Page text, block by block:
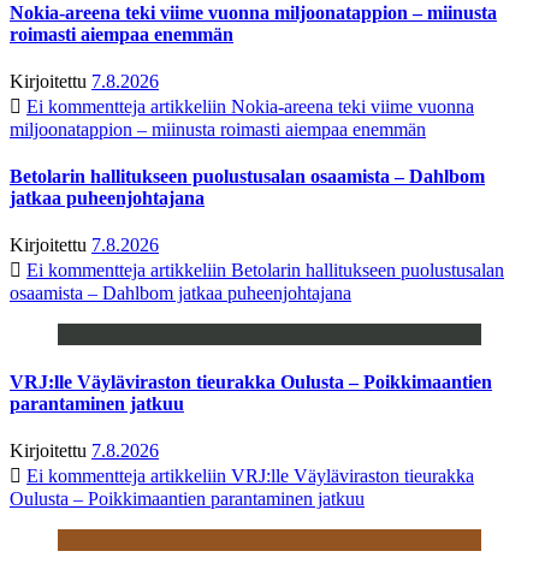
Nokia-areena teki viime vuonna miljoonatappion – miinusta
roimasti aiempaa enemmän
Kirjoitettu 7.8.2026
Ei kommentteja artikkeliin Nokia-areena teki viime vuonna
miljoonatappion – miinusta roimasti aiempaa enemmän
Betolarin hallitukseen puolustusalan osaamista – Dahlbom
jatkaa puheenjohtajana
Kirjoitettu 7.8.2026
Ei kommentteja artikkeliin Betolarin hallitukseen puolustusalan
osaamista – Dahlbom jatkaa puheenjohtajana
VRJ:lle Väyläviraston tieurakka Oulusta – Poikkimaantien
parantaminen jatkuu
Kirjoitettu 7.8.2026
Ei kommentteja artikkeliin VRJ:lle Väyläviraston tieurakka
Oulusta – Poikkimaantien parantaminen jatkuu